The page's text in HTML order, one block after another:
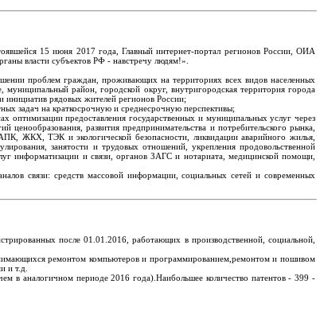
15 июня 2017 года, Главный интернет-портал регионов России, ОИА
власти субъектов РФ - навстречу людям!».
проблем граждан, проживающих на территориях всех видов населенных
район, городской округ, внутригородская территория города
инициатив рядовых жителей регионов России;
задач на краткосрочную и среднесрочную перспективы;
оптимизации предоставления государственных и муниципальных услуг через
развития предпринимательства и потребительского рынка,
ЖКХ, ТЭК и экологической безопасности, ликвидации аварийного жилья,
занятости и трудовых отношений, укрепления продовольственной
информатизации и связи, органов ЗАГС и нотариата, медицинской помощи,
связи: средств массовой информации, социальных сетей и современных
после 01.01.2016, работающих в производственной, социальной,
ремонтом компьютеров и программированием,ремонтом и пошивом
и т.д.
в аналогичном периоде 2016 года).Наибольшее количество патентов - 399 -